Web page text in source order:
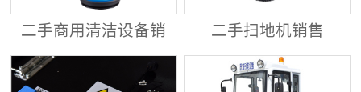
二手商用清洁设备销
二手扫地机销售